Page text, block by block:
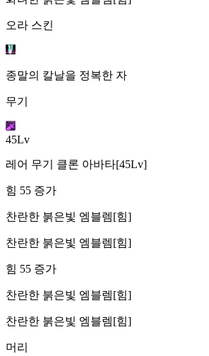
오라 스킨
종말의 칼날을 정복한 자
무기
45Lv
레어 무기 클론 아바타[45Lv]
힘 55 증가
찬란한 붉은빛 엠블렘[힘]
찬란한 붉은빛 엠블렘[힘]
힘 55 증가
찬란한 붉은빛 엠블렘[힘]
찬란한 붉은빛 엠블렘[힘]
머리